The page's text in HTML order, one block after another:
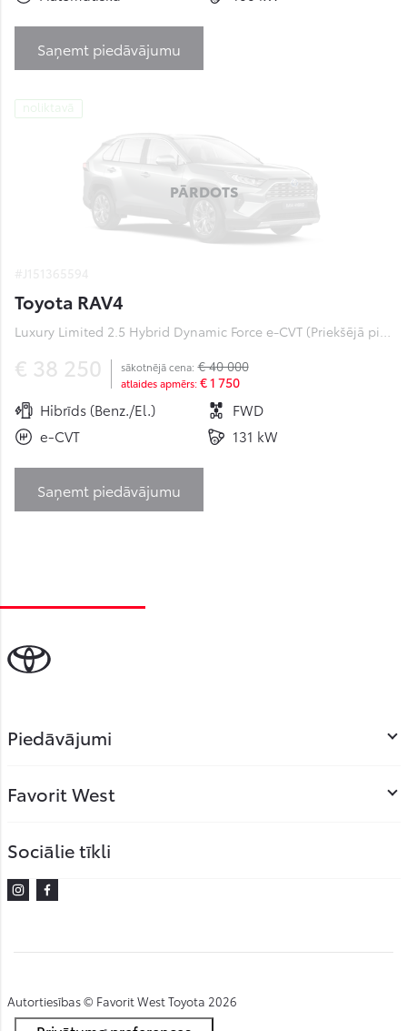
Saņemt piedāvājumu
noliktavā
PĀRDOTS
Toyota RAV4
Luxury Limited 2.5 Hybrid Dynamic Force e-CVT (Priekšējā piedziņa) (131 kW)
€ 38 250 sākotnējā cena: € 40 000
atlaides apmērs: € 1 750
Hibrīds (Benz./El.)
FWD
e-CVT
131 kW
Saņemt piedāvājumu
Piedāvājumi
Favorit West
Sociālie tīkli
Instagram
Facebook
Autortiesības © Favorit West Toyota 2026